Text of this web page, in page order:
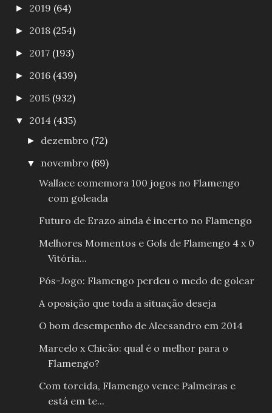
► 2019 (64)
► 2018 (254)
► 2017 (193)
► 2016 (439)
► 2015 (932)
▼ 2014 (435)
► dezembro (72)
▼ novembro (69)
Wallace comemora 100 jogos no Flamengo
com goleada
Futuro de Erazo ainda é incerto no Flamengo
Melhores Momentos e Gols de Flamengo 4 x 0
Vitória...
Pós-Jogo: Flamengo perdeu o medo de golear
A oposição que toda a situação deseja
O bom desempenho de Alecsandro em 2014
Marcelo x Chicão: qual é o melhor para o
Flamengo?
Com torcida, Flamengo vence Palmeiras e
está em te...